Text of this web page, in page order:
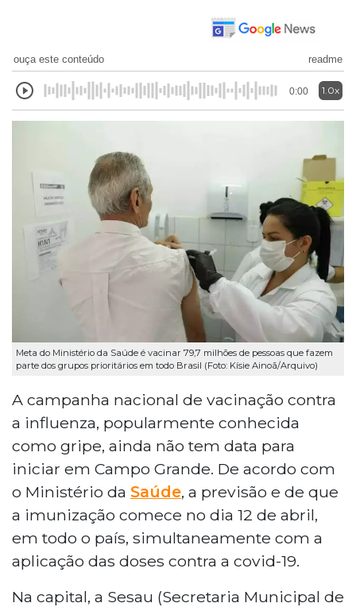
ouça este conteúdo readme
0:00 1.0x
Meta do Ministério da Saúde é vacinar 79,7 milhões de pessoas que fazem
parte dos grupos prioritários em todo Brasil (Foto: Kísie Ainoã/Arquivo)
A campanha nacional de vacinação contra
a influenza, popularmente conhecida
como gripe, ainda não tem data para
iniciar em Campo Grande. De acordo com
o Ministério da Saúde, a previsão e de que
a imunização comece no dia 12 de abril,
em todo o país, simultaneamente com a
aplicação das doses contra a covid-19.
Na capital, a Sesau (Secretaria Municipal de